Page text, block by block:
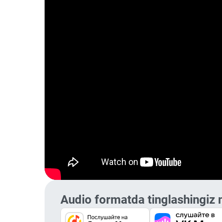
Audio formatda tinglashingiz